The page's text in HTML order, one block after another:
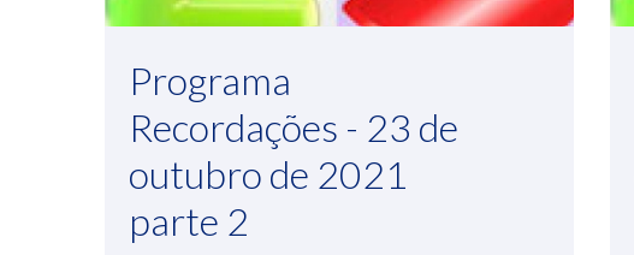
Programa
Recordações - 23 de
outubro de 2021
parte 2